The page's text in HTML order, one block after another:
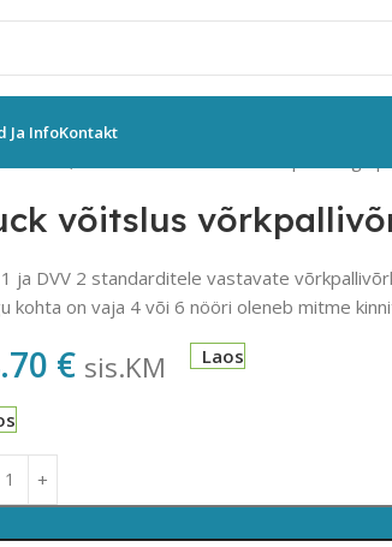
Ja InfoKontakt
võitslus
1 ja DVV 2 standarditele vastavate
kohta on vaja 4 või 6 nööri oleneb mitme
€ sis.KM Laos